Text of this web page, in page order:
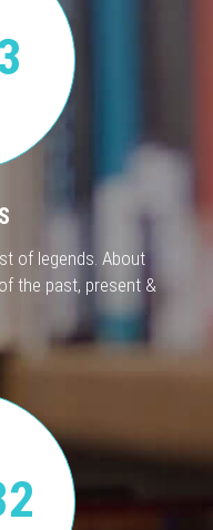
of legends. About
the past, present &